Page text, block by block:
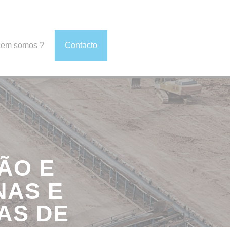
somos ? Contacto
E
E
DE